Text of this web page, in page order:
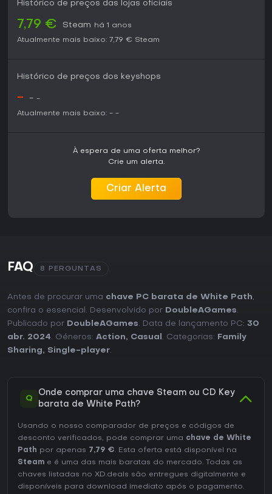
Histórico de preços das lojas oficiais
7,79 € Steam
há 1 anos
Atualmente mais baixo: 7,79 € Steam
Histórico de preços dos keyshops
- - -
Atualmente mais baixo: - -
À espera de uma oferta melhor?
Crie um alerta.
Criar Alerta
FAQ 8 PERGUNTAS
Antes de procurar uma chave PC barata de White Path,
confira o essencial. Desenvolvido por DoubleAGames.
Publicado por DoubleAGames. Data de lançamento PC: 30
abr. 2024. Géneros: Action, Casual . Categorias:
Family
Sharing, Single-player.
Q
Onde comprar uma chave Steam ou CD Key
barata de White Path?
Usando o nosso comparador de preços e códigos de
desconto verificados, pode comprar uma chave de White
Path por apenas 7,79 €. Esta oferta está disponível na
Steam e é uma das mais baratas do mercado. Todas as
chaves listadas no XD.deals são entregues digitalmente e
disponíveis para download imediato após o pagamento.